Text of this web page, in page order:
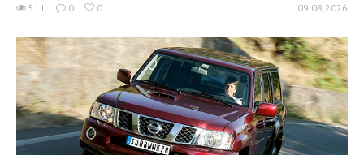
511 0 0 09.08.2026